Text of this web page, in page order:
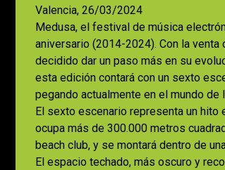
Valencia, 26/03/2024
Medusa, el festival de música
aniversario (2014-2024). Con la
decidido dar un paso más en su
esta edición contará con un sexto
pegando actualmente en el mundo de
El sexto escenario representa un
ocupa más de 300.000 metros
beach club, y se montará dentro de
El espacio techado, más oscuro y